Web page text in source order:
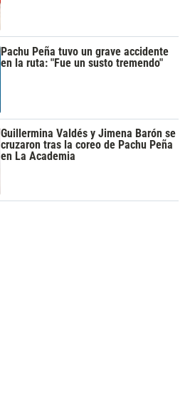
Pachu Peña tuvo un grave accidente
en la ruta: "Fue un susto tremendo"
Guillermina Valdés y Jimena Barón se
cruzaron tras la coreo de Pachu Peña
en La Academia